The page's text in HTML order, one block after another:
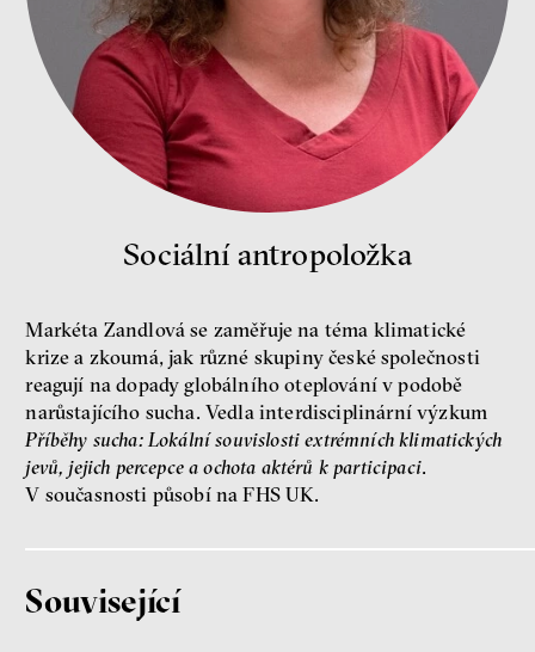
ekonomika
Demokracie v limitech.
Jeffrey Winters o tom, jak
majetek oligarchů určuje
Jeffrey A. Winters
peníze demokracie
Nová pravidla
Jakub Rákosník
Ondřej Slačálek
Sociální antropoložka
Markéta Zandlová se zaměřuje na téma klimatické
krize a zkoumá, jak různé skupiny české společnosti
reagují na dopady globálního oteplování v podobě
narůstajícího sucha. Vedla interdisciplinární výzkum
Příběhy sucha: Lokální souvislosti extrémních klimatických
jevů, jejich percepce a ochota aktérů k participaci.
V současnosti působí na FHS UK.
Související